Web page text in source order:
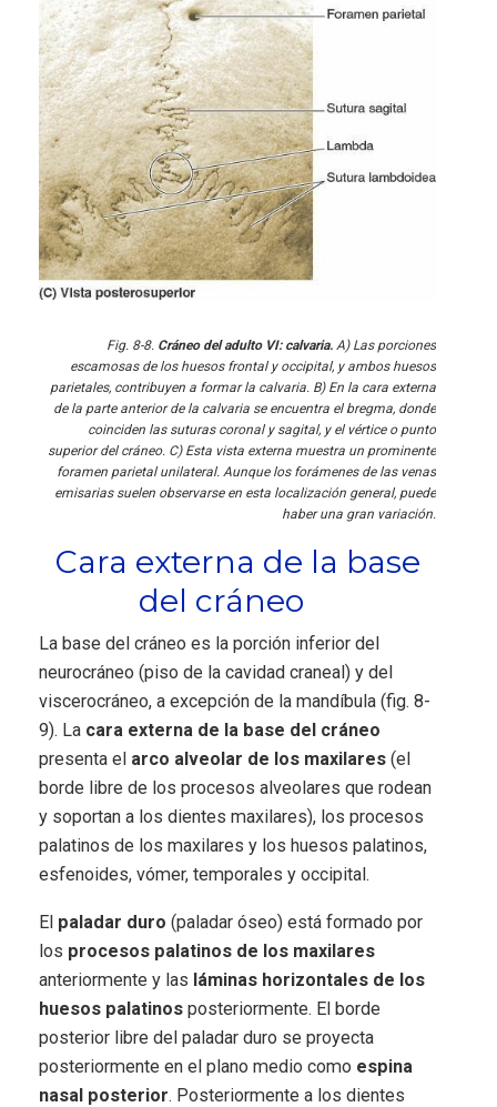
Fig. 8-8. Cráneo del adulto VI: calvaria. A) Las porciones
escamosas de los huesos frontal y occipital, y ambos huesos
parietales, contribuyen a formar la calvaria. B) En la cara externa
de la parte anterior de la calvaria se encuentra el bregma, donde
coinciden las suturas coronal y sagital, y el vértice o punto
superior del cráneo. C) Esta vista externa muestra un prominente
foramen parietal unilateral. Aunque los forámenes de las venas
emisarias suelen observarse en esta localización general, puede
haber una gran variación.
Cara externa de la base
del cráneo
La base del cráneo es la porción inferior del
neurocráneo (piso de la cavidad craneal) y del
viscerocráneo, a excepción de la mandíbula (fig. 8-
9). La cara externa de la base del cráneo
presenta el arco alveolar de los maxilares (el
borde libre de los procesos alveolares que rodean
y soportan a los dientes maxilares), los procesos
palatinos de los maxilares y los huesos palatinos,
esfenoides, vómer, temporales y occipital.
El paladar duro (paladar óseo) está formado por
los procesos palatinos de los maxilares
anteriormente y las láminas horizontales de los
huesos palatinos posteriormente. El borde
posterior libre del paladar duro se proyecta
posteriormente en el plano medio como espina
nasal posterior. Posteriormente a los dientes